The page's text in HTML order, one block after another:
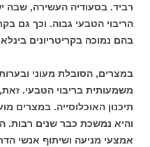
רביד. בסעודיה העשירה, שבה
הריבוי הטבעי גבוה. וכך גם
בהם נמוכה בקריטריונים
במצרים, הסובלת מעוני
משמעותית בריבוי הטבעי.
והיא נמשכת כבר שנים
אמצעי מניעה ושיתוף אנשי